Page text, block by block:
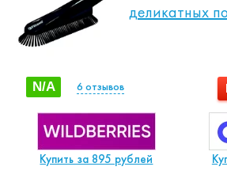
деликатных
N/A 6 отзывов
Купить за 895 рублей